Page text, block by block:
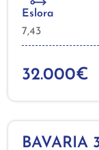
32.000€
Flaps Radio
Cubierta
Colchonetas
ancla con
Interior Salón
Cocina con
de estiba
lavabo y WC
Eslora
7,43
BAVARIA